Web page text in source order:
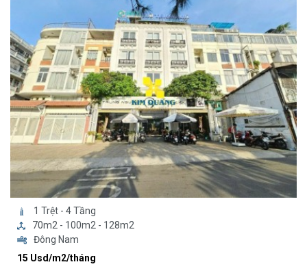
1 Trệt - 4 Tầng
70m2 - 100m2 - 128m2
Đông Nam
15 Usd/m2/tháng